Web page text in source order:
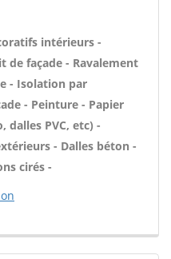
intérieurs -
de façade - Ravalement
- Isolation par
- Peinture - Papier
dalles PVC, etc) -
- Dalles béton -
cirés -